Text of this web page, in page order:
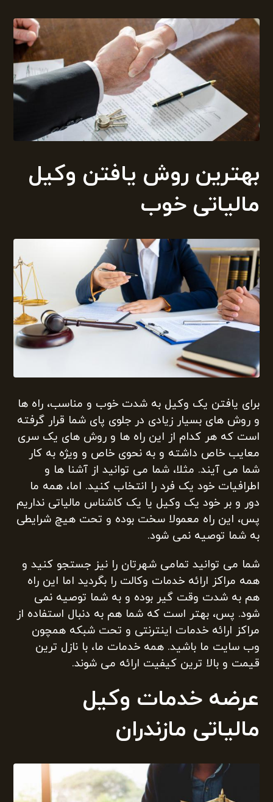
بهترین روش یافتن وکیل
مالیاتی خوب
برای یافتن یک وکیل به شدت خوب و مناسب، راه ها
و روش های بسیار زیادی در جلوی پای شما قرار گرفته
است که هر کدام از این راه ها و روش های یک سری
معایب خاص داشته و به نحوی خاص و ویژه به کار
شما می آیند. مثلا، شما می توانید از آشنا ها و
اطرافیات خود یک فرد را انتخاب کنید. اما، همه ما
دور و بر خود یک وکیل یا یک کاشناس مالیاتی نداریم
پس، این راه معمولا سخت بوده و تحت هیچ شرایطی
به شما توصیه نمی شود.
شما می توانید تمامی شهرتان را نیز جستجو کنید و
همه مراکز ارائه خدمات وکالت را بگردید اما این راه
هم به شدت وقت گیر بوده و به شما توصیه نمی
شود. پس، بهتر است که شما هم به دنبال استفاده از
مراکز ارائه خدمات اینترنتی و تحت شبکه همچون
وب سایت ما باشید. همه خدمات ما، با نازل ترین
قیمت و بالا ترین کیفیت ارائه می شوند.
عرضه خدمات وکیل
مالیاتی مازندران